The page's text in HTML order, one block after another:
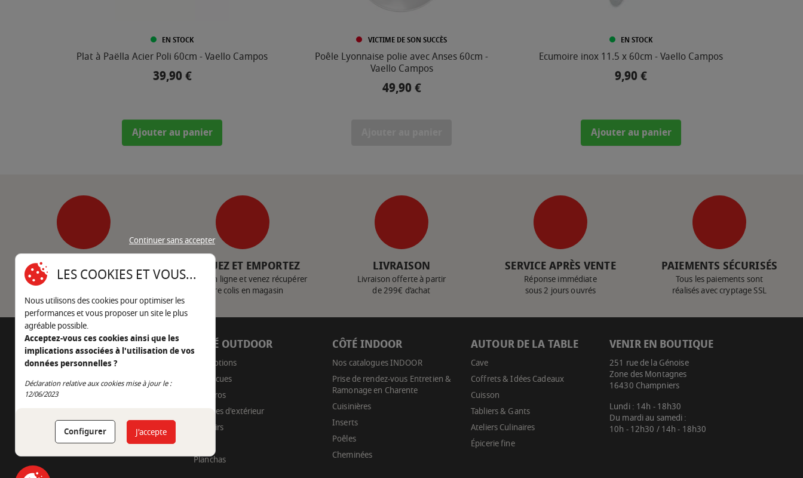
EN STOCK
Plat à Paëlla Acier Poli 60cm - Vaello Campos
Prix
39,90 €
Ajouter au panier
VICTIME DE SON SUCCÈS
Poêle Lyonnaise polie avec Anses 60cm -
Vaello Campos
Prix
49,90 €
EN STOCK
Ecumoire inox 11.5 x 60cm - Vaello Campos
Prix
9,90 €
Ajouter au panier
SERVICE CLIENT
Nous contacter
CLIQUEZ ET EMPORTEZ
Achetez en ligne et venez récupérer
votre colis en magasin
LIVRAISON
Livraison offerte à partir
de 299€ d’achat
SERVICE APRÈS VENTE
Réponse immédiate
sous 2 jours ouvrés
PAIEMENTS SÉCURISÉS
Tous les paiements sont
réalisés avec cryptage SSL
AUTOUR DU FEU
05 45 22 98 09
Nous envoyer un e-mail
CÔTÉ OUTDOOR
Promotions
Barbecues
Braseros
Cuisines d'extérieur
Fumoirs
Planchas
CÔTÉ INDOOR
Nos catalogues INDOOR
Prise de rendez-vous Entretien &
Ramonage en Charente
Cuisinières
Inserts
Poêles
Cheminées
AUTOUR DE LA TABLE
Cave
Coffrets & Idées Cadeaux
Cuisson
Tabliers & Gants
Ateliers Culinaires
Épicerie fine
VENIR EN BOUTIQUE
251 rue de la Génoise
Zone des Montagnes
16430 Champniers
Lundi : 14h - 18h30
Du mardi au samedi :
10h - 12h30 / 14h - 18h30
Continuer sans accepter
LES COOKIES ET VOUS...
Nous utilisons des cookies pour optimiser les
performances et vous proposer un site le plus
agréable possible.
Acceptez-vous ces cookies ainsi que les
implications associées à l'utilisation de vos
données personnelles ?
Déclaration relative aux cookies mise à jour le :
12/06/2023
Configurer J'accepte